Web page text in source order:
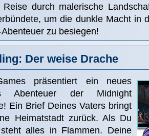
durch malerische
um die dunkle Macht in
zu besiegen!
Der weise Drache
präsentiert ein neues
Abenteuer der Midnight
Ein Brief Deines Vaters bringt
Heimatstadt zurück. Als Du
alles in Flammen. Deine